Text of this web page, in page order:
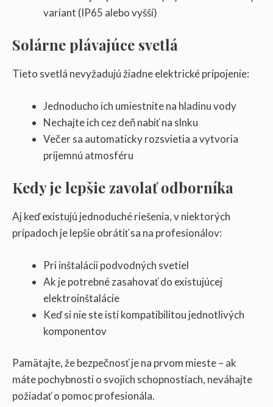
variant (IP65 alebo vyšší)
Solárne plávajúce svetlá
Tieto svetlá nevyžadujú žiadne elektrické pripojenie:
Jednoducho ich umiestnite na hladinu vody
Nechajte ich cez deň nabiť na slnku
Večer sa automaticky rozsvietia a vytvoria
príjemnú atmosféru
Kedy je lepšie zavolať odborníka
Aj keď existujú jednoduché riešenia, v niektorých
prípadoch je lepšie obrátiť sa na profesionálov:
Pri inštalácii podvodných svetiel
Ak je potrebné zasahovať do existujúcej
elektroinštalácie
Keď si nie ste istí kompatibilitou jednotlivých
komponentov
Pamätajte, že bezpečnosť je na prvom mieste – ak
máte pochybnosti o svojich schopnostiach, neváhajte
požiadať o pomoc profesionála.